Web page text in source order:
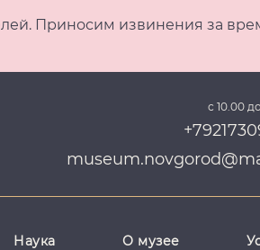
Приносим извинения за
с 10.00
Наука О музее